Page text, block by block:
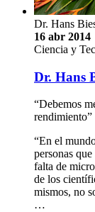
Dr. Hans
16 abr 2014
Ciencia y
Dr. Hans
“Debemos
rendimiento”
“En el
personas
falta de
de los
mismos, no
…